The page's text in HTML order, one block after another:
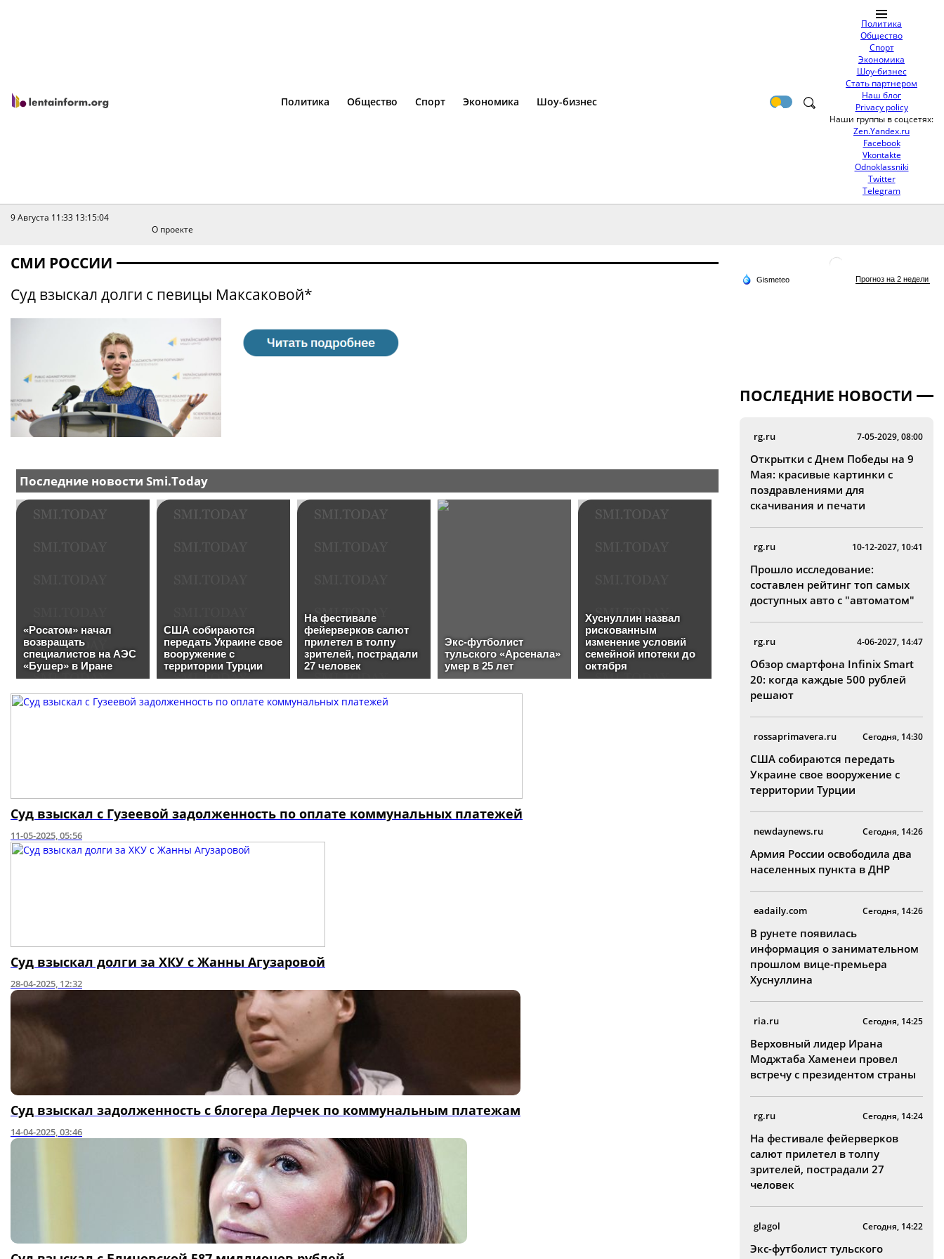
Политика Общество Спорт Экономика Шоу-бизнес
Политика
Общество
Спорт
Экономика
Шоу-бизнес
Стать партнером
Наш блог
Privacy policy
Наши группы в соцсетях:
Zen.Yandex.ru
Facebook
Vkontakte
Odnoklassniki
Twitter
Telegram
9 Августа 11:33 13:15:04
О проекте
СМИ РОССИИ
Суд взыскал долги с певицы Максаковой*
Суд взыскал с Гузеевой задолженность по оплате коммунальных платежей
11-05-2025, 05:56
Суд взыскал долги за ХКУ с Жанны Агузаровой
28-04-2025, 12:32
Суд взыскал задолженность с блогера Лерчек по коммунальным платежам
14-04-2025, 03:46
ПОСЛЕДНИЕ НОВОСТИ
rg.ru 7-05-2029, 08:00
Открытки с Днем Победы на 9
Мая: красивые картинки с
поздравлениями для
скачивания и печати
rg.ru 10-12-2027, 10:41
Прошло исследование:
составлен рейтинг топ самых
доступных авто с "автоматом"
rg.ru 4-06-2027, 14:47
Обзор смартфона Infinix Smart
20: когда каждые 500 рублей
решают
rossaprimavera.ru Сегодня, 14:30
США собираются передать
Украине свое вооружение с
территории Турции
newdaynews.ru Сегодня, 14:26
Армия России освободила два
населенных пункта в ДНР
eadaily.com Сегодня, 14:26
В рунете появилась
информация о занимательном
прошлом вице-премьера
Хуснуллина
ria.ru Сегодня, 14:25
Верховный лидер Ирана
Моджтаба Хаменеи провел
встречу с президентом страны
rg.ru Сегодня, 14:24
На фестивале фейерверков
салют прилетел в толпу
зрителей, пострадали 27
человек
glagol Сегодня, 14:22
Экс-футболист тульского